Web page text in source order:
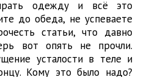
одежду и всё это
до обеда, не успеваете
статьи, что давно
вот опять не прочли.
усталости в теле и
Кому это было надо?